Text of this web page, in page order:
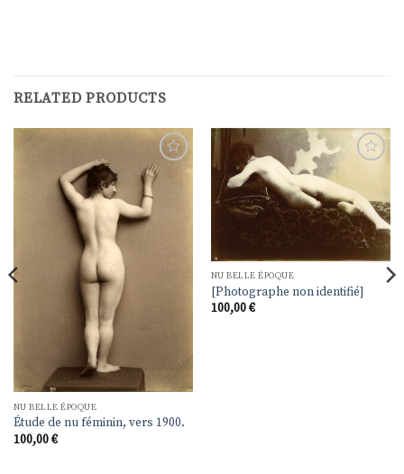
RELATED PRODUCTS
Ajouter
liste de
souhaits
NU BELLE ÉPOQUE
Étude de nu féminin, vers 1900.
100,00€
liste de
souhaits
NU BELLE ÉPOQUE
[Photographe non identifié]
100,00€